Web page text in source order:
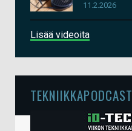
11.2.2026
Lisää videoita
TEKNIIKKAPODCAST